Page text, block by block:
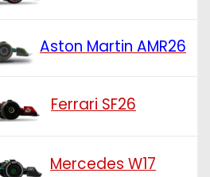
Aston Martin AMR26
Ferrari SF26
Mercedes W17